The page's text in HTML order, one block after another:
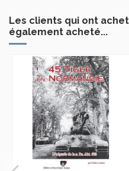
Les clients qui ont
également acheté...